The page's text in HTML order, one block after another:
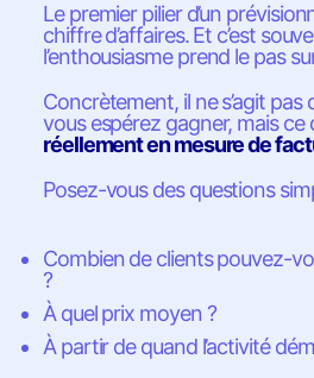
Le premier pilier d’un
chiffre d’affaires. Et c’est
l’enthousiasme prend le pas
Concrètement, il ne s’agit pas
vous espérez gagner, mais ce
réellement en mesure de
Posez-vous des questions
Combien de clients pouvez-
?
À quel prix moyen ?
À partir de quand l’activité